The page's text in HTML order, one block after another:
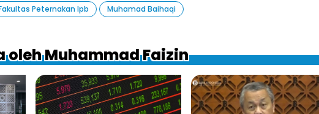
Peternakan Ipb Muhamad Baihaqi
oleh Muhammad Faizin